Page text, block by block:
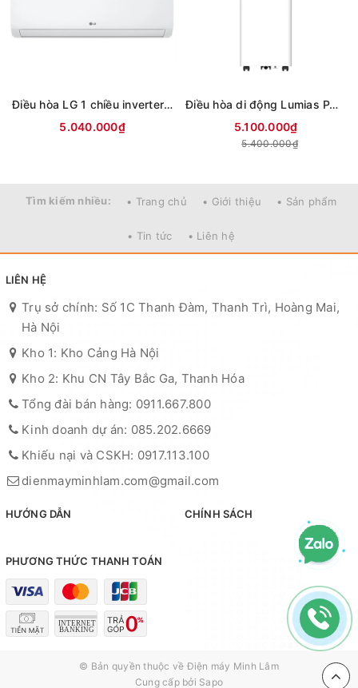
Điều hòa LG 1 chiều inverter 9000Btu IFC09M1 (mới 2026)
5.040.000₫
Điều hòa di động Lumias PAC-26
5.100.000₫
5.400.000₫
Tìm kiếm nhiều: • Trang chủ • Giới thiệu • Sản phẩm
• Tin tức • Liên hệ
LIÊN HỆ
Trụ sở chính: Số 1C Thanh Đàm, Thanh Trì, Hoàng Mai,
Hà Nội
Kho 1: Kho Cảng Hà Nội
Kho 2: Khu CN Tây Bắc Ga, Thanh Hóa
Tổng đài bán hàng: 0911.667.800
Kinh doanh dự án: 085.202.6669
Khiếu nại và CSKH: 0917.113.100
dienmayminhlam.com@gmail.com
HƯỚNG DẪN CHÍNH SÁCH
PHƯƠNG THỨC THANH TOÁN
© Bản quyền thuộc về Điện máy Minh Lâm
Cung cấp bởi Sapo